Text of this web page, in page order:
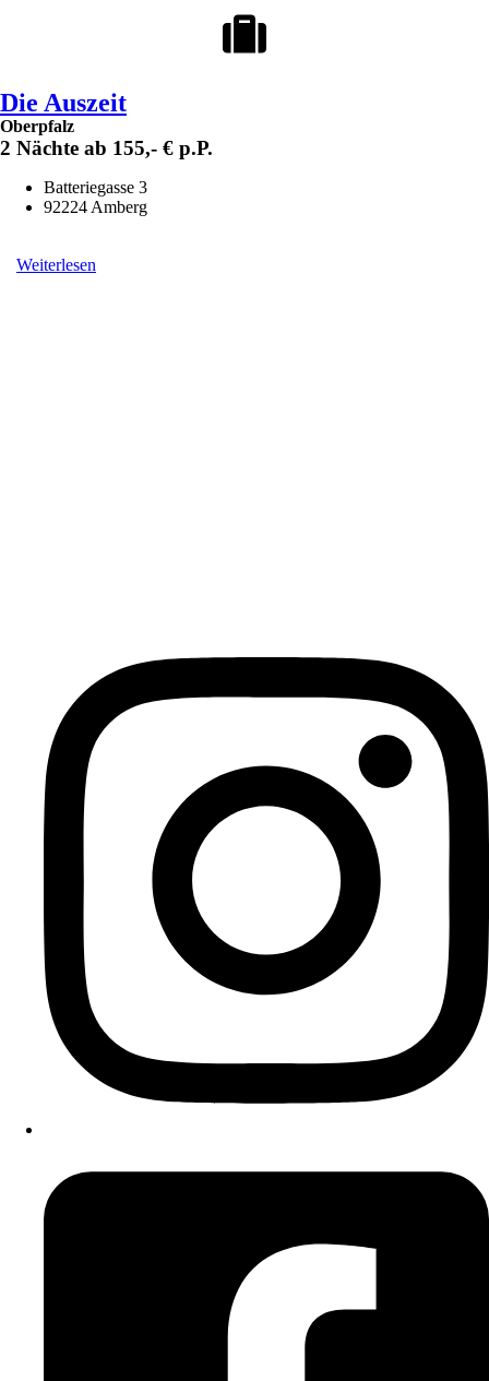
Die Auszeit
Oberpfalz
2 Nächte ab 155,- € p.P.
Batteriegasse 3
92224 Amberg
Weiterlesen